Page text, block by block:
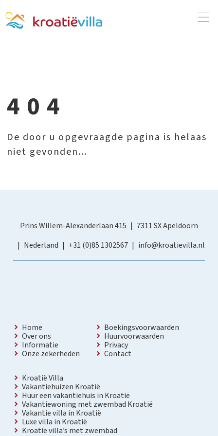
404
De door u opgevraagde pagina is helaas
niet gevonden...
Prins Willem-Alexanderlaan 415
7311 SX Apeldoorn
Nederland
+31 (0)85 1302567 info@kroatievilla.nl
Home
Over ons
Informatie
Onze zekerheden
Boekingsvoorwaarden
Huurvoorwaarden
Privacy
Contact
Kroatië Villa
Vakantiehuizen Kroatië
Huur een vakantiehuis in Kroatië
Vakantiewoning met zwembad Kroatië
Vakantie villa in Kroatië
Luxe villa in Kroatië
Kroatië villa’s met zwembad